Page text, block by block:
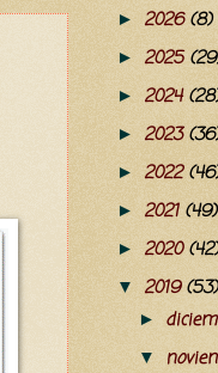
► 2026(8)
► 2025
► 2024
► 2023
► 2022
► 2021 (49)
► 2020(42)
▼ 2019(53)
►
▼